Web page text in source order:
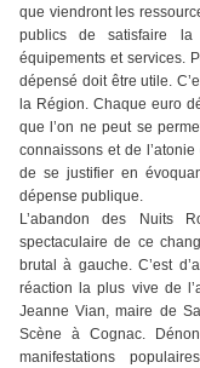
que viendront les
publics de satisfaire la
équipements et services.
dépensé doit être utile.
la Région. Chaque euro
que l’on ne peut se
connaissons et de
de se justifier en
dépense publique.
L’abandon des Nuits
spectaculaire de ce
brutal à gauche. C’est
réaction la plus vive de
Jeanne Vian, maire de
Scène à Cognac.
manifestations